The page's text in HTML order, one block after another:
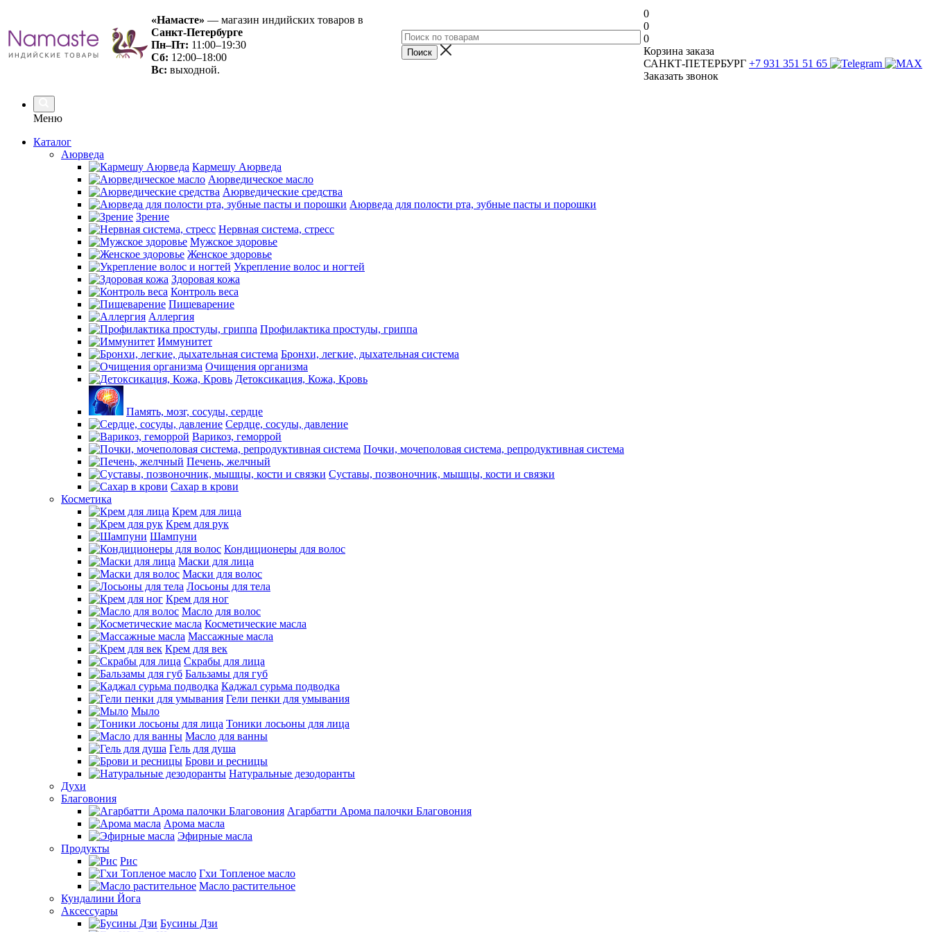
«Намасте» — магазин индийских товаров в
Санкт-Петербурге
Пн–Пт: 11:00–19:30
Сб: 12:00–18:00
Вс: выходной.
0
0
0
Корзина заказа
САНКТ-ПЕТЕРБУРГ +7 931 351 51 65
Заказать звонок
Меню
Каталог
Аюрведа
Кармешу Аюрведа
Аюрведическое масло
Аюрведические средства
Аюрведа для полости рта, зубные пасты и порошки
Зрение
Нервная система, стресс
Мужское здоровье
Женское здоровье
Укрепление волос и ногтей
Здоровая кожа
Контроль веса
Пищеварение
Аллергия
Профилактика простуды, гриппа
Иммунитет
Бронхи, легкие, дыхательная система
Очищения организма
Детоксикация, Кожа, Кровь
Память, мозг, сосуды, сердце
Сердце, сосуды, давление
Варикоз, геморрой
Почки, мочеполовая система, репродуктивная система
Печень, желчный
Суставы, позвоночник, мышцы, кости и связки
Сахар в крови
Косметика
Крем для лица
Крем для рук
Шампуни
Кондиционеры для волос
Маски для лица
Маски для волос
Лосьоны для тела
Крем для ног
Масло для волос
Косметические масла
Массажные масла
Крем для век
Скрабы для лица
Бальзамы для губ
Каджал сурьма подводка
Гели пенки для умывания
Мыло
Тоники лосьоны для лица
Масло для ванны
Гель для душа
Брови и ресницы
Натуральные дезодоранты
Духи
Благовония
Агарбатти Арома палочки Благовония
Арома масла
Эфирные масла
Продукты
Рис
Гхи Топленое масло
Масло растительное
Кундалини Йога
Аксессуары
Бусины Дзи